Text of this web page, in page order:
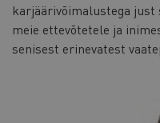
karjäärivõimalustega just
meie ettevõtetele ja
senisest erinevatest